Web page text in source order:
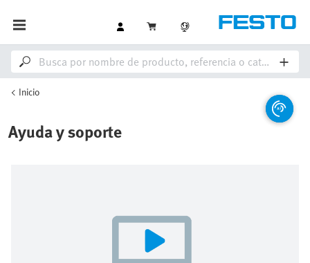
Inicio
Ayuda y soporte